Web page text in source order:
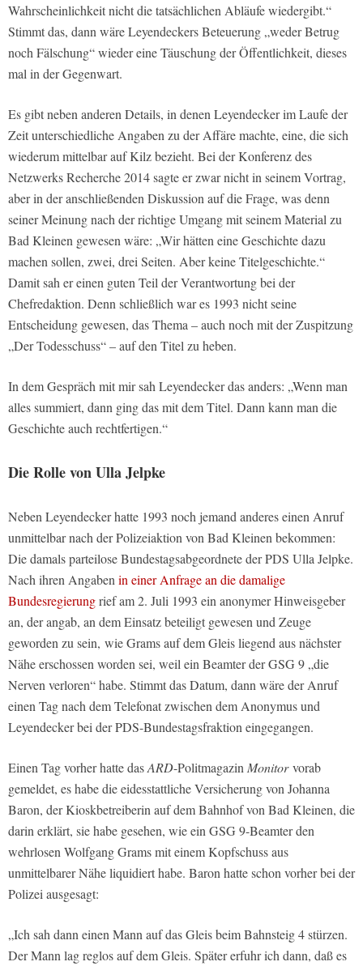
Wahrscheinlichkeit nicht die tatsächlichen Abläufe wiedergibt.“
Stimmt das, dann wäre Leyendeckers Beteuerung „weder Betrug
noch Fälschung“ wieder eine Täuschung der Öffentlichkeit, dieses
mal in der Gegenwart.
Es gibt neben anderen Details, in denen Leyendecker im Laufe der
Zeit unterschiedliche Angaben zu der Affäre machte, eine, die sich
wiederum mittelbar auf Kilz bezieht. Bei der Konferenz des
Netzwerks Recherche 2014 sagte er zwar nicht in seinem Vortrag,
aber in der anschließenden Diskussion auf die Frage, was denn
seiner Meinung nach der richtige Umgang mit seinem Material zu
Bad Kleinen gewesen wäre: „Wir hätten eine Geschichte dazu
machen sollen, zwei, drei Seiten. Aber keine Titelgeschichte.“
Damit sah er einen guten Teil der Verantwortung bei der
Chefredaktion. Denn schließlich war es 1993 nicht seine
Entscheidung gewesen, das Thema – auch noch mit der Zuspitzung
„Der Todesschuss“ – auf den Titel zu heben.
In dem Gespräch mit mir sah Leyendecker das anders: „Wenn man
alles summiert, dann ging das mit dem Titel. Dann kann man die
Geschichte auch rechtfertigen.“
Die Rolle von Ulla Jelpke
Neben Leyendecker hatte 1993 noch jemand anderes einen Anruf
unmittelbar nach der Polizeiaktion von Bad Kleinen bekommen:
Die damals parteilose Bundestagsabgeordnete der PDS Ulla Jelpke.
Nach ihren Angaben in einer Anfrage an die damalige
Bundesregierungrief am 2. Juli 1993 ein anonymer Hinweisgeber
an, der angab, an dem Einsatz beteiligt gewesen und Zeuge
geworden zu sein, wie Grams auf dem Gleis liegend aus nächster
Nähe erschossen worden sei, weil ein Beamter der GSG 9 „die
Nerven verloren“ habe. Stimmt das Datum, dann wäre der Anruf
einen Tag nach dem Telefonat zwischen dem Anonymus und
Leyendecker bei der PDS-Bundestagsfraktion eingegangen.
Einen Tag vorher hatte dasARD-Politmagazin Monitorvorab
gemeldet, es habe die eidesstattliche Versicherung von Johanna
Baron, der Kioskbetreiberin auf dem Bahnhof von Bad Kleinen, die
darin erklärt, sie habe gesehen, wie ein GSG 9-Beamter den
wehrlosen Wolfgang Grams mit einem Kopfschuss aus
unmittelbarer Nähe liquidiert habe. Baron hatte schon vorher bei der
Polizei ausgesagt:
„Ich sah dann einen Mann auf das Gleis beim Bahnsteig 4 stürzen.
Der Mann lag reglos auf dem Gleis. Später erfuhr ich dann, daß es